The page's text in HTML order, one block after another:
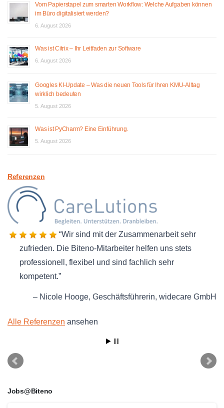
Vom Papierstapel zum smarten Workflow: Welche Aufgaben können
im Büro digitalisiert werden?
6. August 2026
Was ist Citrix – Ihr Leitfaden zur Software
6. August 2026
Googles KI-Update – Was die neuen Tools für Ihren KMU-Alltag
wirklich bedeuten
5. August 2026
Was ist PyCharm? Eine Einführung.
5. August 2026
Referenzen
Wir sind mit der Zusammenarbeit sehr
zufrieden. Die Biteno-Mitarbeiter helfen uns stets
professionell, flexibel und sind fachlich sehr
kompetent.
Nicole Hooge Geschäftsführerin widecare GmbH
Alle Referenzen ansehen
Jobs@Biteno